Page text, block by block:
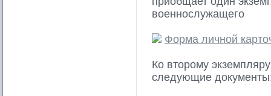
военнослужащего
Форма личной
Ко второму
следующие